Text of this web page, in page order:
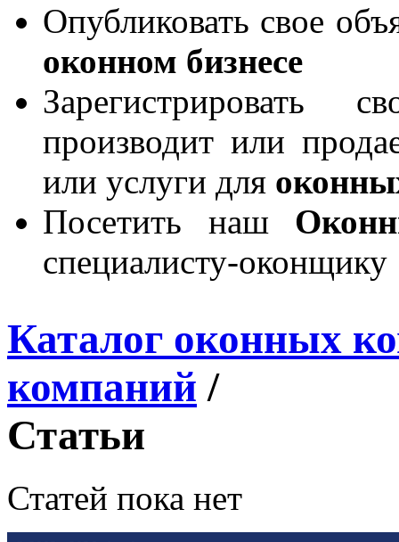
Опубликовать свое
оконном бизнесе
производит или
или услуги для
Посетить наш
специалисту-оконщику
Каталог оконных
компаний /
Статьи
Статей пока нет